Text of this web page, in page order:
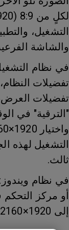
التشغيل،
والشاشة
في نظام
تفضيلات
تفضيلات
"الترقية" في
التشغيل لهذه
ثالث.
إلى 1920×2160 لكل شاشة.